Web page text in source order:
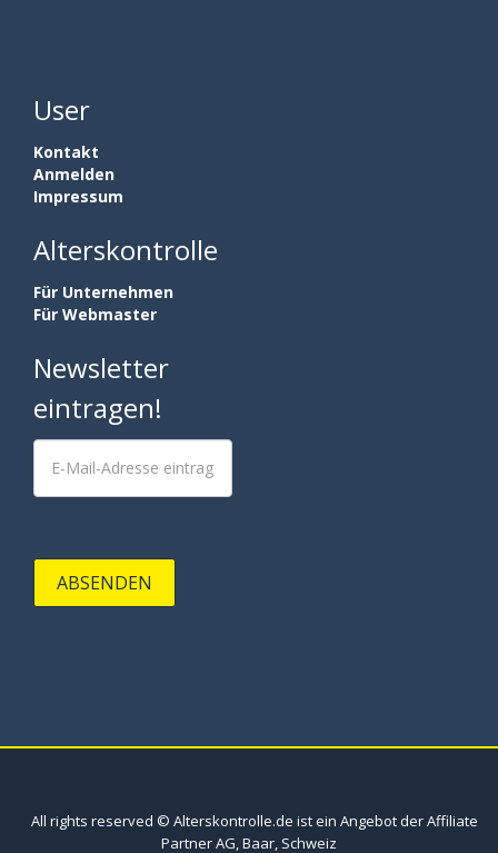
User
Kontakt
Anmelden
Impressum
Alterskontrolle
Für Unternehmen
Für Webmaster
Newsletter
eintragen!
ABSENDEN
All rights reserved © Alterskontrolle.de ist ein Angebot der Affiliate
Partner AG, Baar, Schweiz